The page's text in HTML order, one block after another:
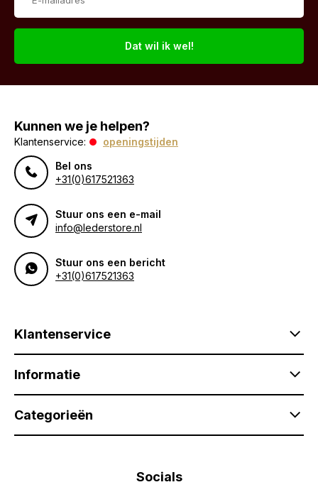
Dat wil ik wel!
Kunnen we je helpen?
Klantenservice:
openingstijden
Bel ons
+31(0)617521363
Stuur ons een e-mail
info@lederstore.nl
Stuur ons een bericht
+31(0)617521363
Klantenservice
Informatie
Categorieën
Socials